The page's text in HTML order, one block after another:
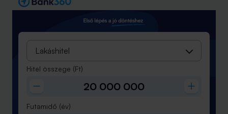
Lakáshitel
Hitel összege (Ft)
Futamidő (év)